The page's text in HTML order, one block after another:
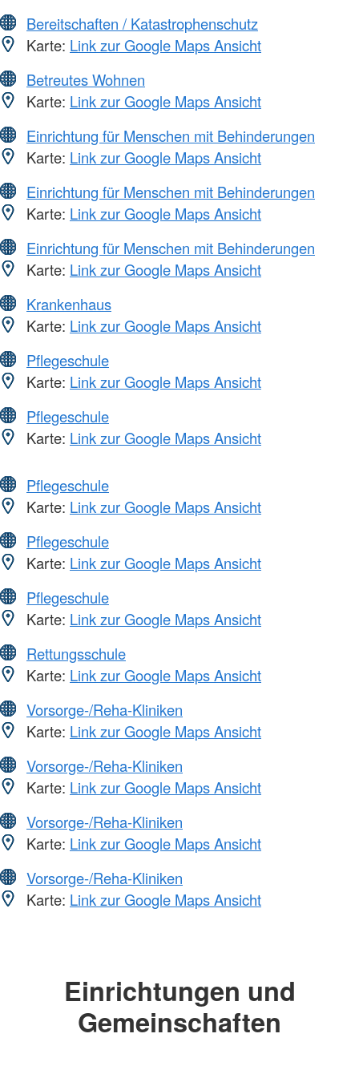
Bereitschaften / Katastrophenschutz
Karte: Link zur Google Maps Ansicht
Betreutes Wohnen
Karte: Link zur Google Maps Ansicht
Einrichtung für Menschen mit Behinderungen
Karte: Link zur Google Maps Ansicht
Einrichtung für Menschen mit Behinderungen
Karte: Link zur Google Maps Ansicht
Einrichtung für Menschen mit Behinderungen
Karte: Link zur Google Maps Ansicht
Krankenhaus
Karte: Link zur Google Maps Ansicht
Pflegeschule
Karte: Link zur Google Maps Ansicht
Pflegeschule
Karte: Link zur Google Maps Ansicht
Pflegeschule
Karte: Link zur Google Maps Ansicht
Pflegeschule
Karte: Link zur Google Maps Ansicht
Pflegeschule
Karte: Link zur Google Maps Ansicht
Rettungsschule
Karte: Link zur Google Maps Ansicht
Vorsorge-/Reha-Kliniken
Karte: Link zur Google Maps Ansicht
Vorsorge-/Reha-Kliniken
Karte: Link zur Google Maps Ansicht
Vorsorge-/Reha-Kliniken
Karte: Link zur Google Maps Ansicht
Vorsorge-/Reha-Kliniken
Karte: Link zur Google Maps Ansicht
Einrichtungen und
Gemeinschaften